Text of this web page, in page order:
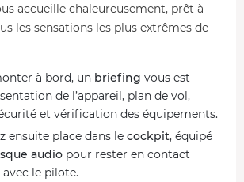
accueille chaleureusement, prêt à
les sensations les plus extrêmes de
à bord, un briefing vous est
de l’appareil, plan de vol,
et vérification des équipements.
ensuite place dans le cockpit, équipé
audio pour rester en contact
le pilote.